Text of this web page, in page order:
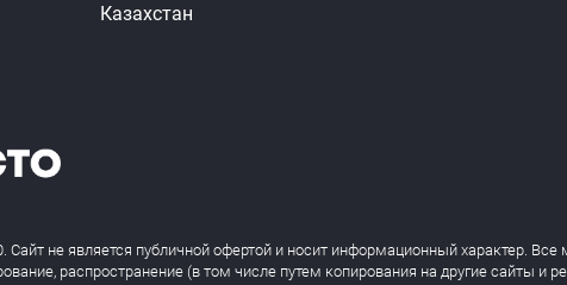
Казахстан
Сайт не является публичной офертой и носит информационный характер.
распространение (в том числе путем копирования на другие сайты